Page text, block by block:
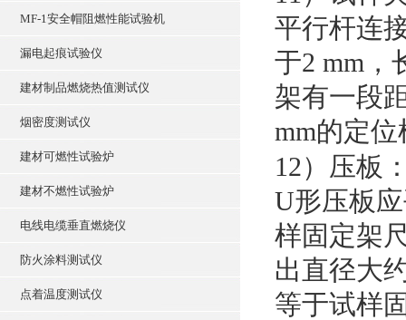
MF-1安全帽阻燃性能试验机
漏电起痕试验仪
建材制品燃烧热值测试仪
烟密度测试仪
建材可燃性试验炉
建材不燃性试验炉
电线电缆垂直燃烧仪
防火涂料测试仪
点着温度测试仪
平行杆连
于2 mm，
架有一段
mm的定位
12）压板
U形压板
样固定架
出直径大
等于试样